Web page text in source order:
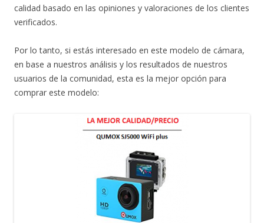
calidad basado en las opiniones y valoraciones de los clientes
verificados.
Por lo tanto, si estás interesado en este modelo de cámara,
en base a nuestros análisis y los resultados de nuestros
usuarios de la comunidad, esta es la mejor opción para
comprar este modelo: